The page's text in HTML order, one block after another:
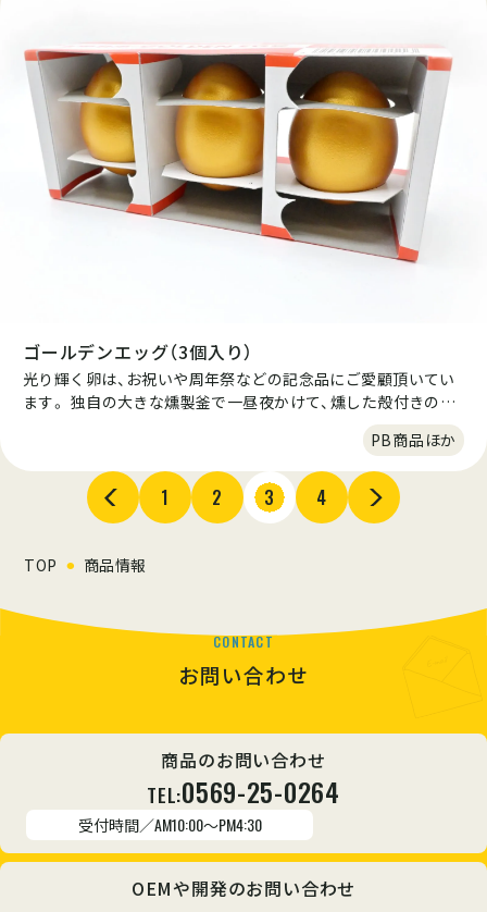
ゴールデンエッグ（3個入り）
光り輝く卵は、お祝いや周年祭などの記念品にご愛顧頂いてい
ます。 独自の大きな燻製釜で一昼夜かけて、燻した殻付きの燻
製たまごです。この一昼夜と言うのは短すぎても旨味が出な
く、長すぎても味が抜けるといいう絶妙なタイミングで仕上げ
ています。良質なたんぱく質、ビタミン、ミネラル、鉄などの栄
養価の優れた商品です。殻をむくと出てくるのは、スモークの
香りたつ燻製たまごです。そのまま食べても、スライスしてオ
ます。 ※ジャパンフードセレクション金賞受賞。
PB商品ほか
1 2 3 4
TOP 商品情報
CONTACT
お問い合わせ
商品のお問い合わせ
TEL:0569-25-0264
受付時間／AM10:00～PM4:30
OEMや開発のお問い合わせ